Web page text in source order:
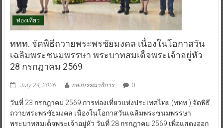
ท่องเที่ยว
ททท. จัดพิธีถวายพระพรชัยมงคล เนื่องในโอกาสวัน
เฉลิมพระชนมพรรษา พระบาทสมเด็จพระเจ้าอยู่หัว
28 กรกฎาคม 2569
July 24, 2026 กองบรรณาธิการ 0
วันที่ 23 กรกฎาคม 2569 การท่องเที่ยวแห่งประเทศไทย (ททท.) จัดพิธี
ถวายพระพรชัยมงคล เนื่องในโอกาสวันเฉลิมพระชนมพรรษา
พระบาทสมเด็จพระเจ้าอยู่หัว วันที่ 28 กรกฎาคม 2569 เพื่อแสดงออก